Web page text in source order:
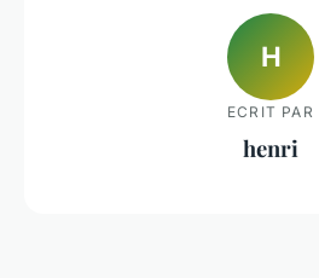
H
ECRIT PAR
henri